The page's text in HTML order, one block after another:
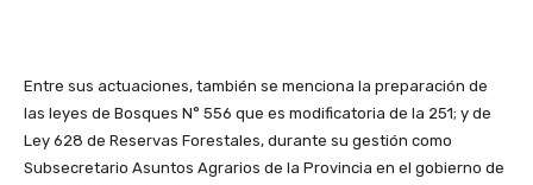
Entre sus actuaciones, también se menciona la preparación de
las leyes de Bosques N° 556 que es modificatoria de la 251; y de
Ley 628 de Reservas Forestales, durante su gestión como
Subsecretario Asuntos Agrarios de la Provincia en el gobierno de